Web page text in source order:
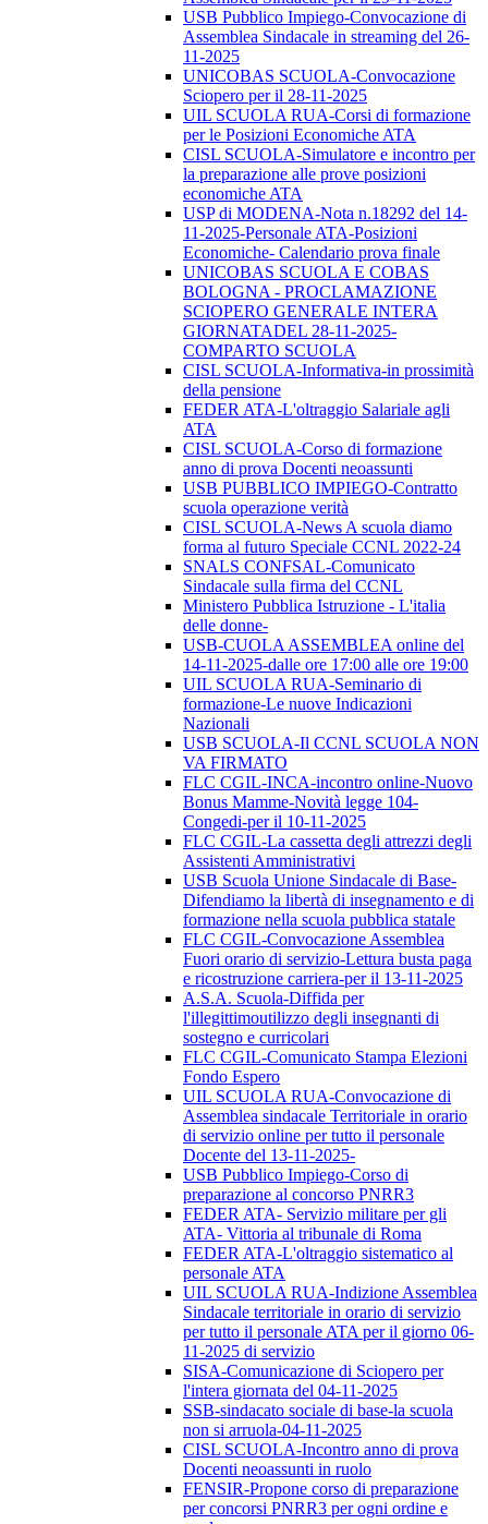
USB Pubblico Impiego-Convocazione di
Assemblea Sindacale in streaming del 26-
11-2025
UNICOBAS SCUOLA-Convocazione
Sciopero per il 28-11-2025
UIL SCUOLA RUA-Corsi di formazione
per le Posizioni Economiche ATA
CISL SCUOLA-Simulatore e incontro per
la preparazione alle prove posizioni
economiche ATA
USP di MODENA-Nota n.18292 del 14-
11-2025-Personale ATA-Posizioni
Economiche- Calendario prova finale
UNICOBAS SCUOLA E COBAS
BOLOGNA - PROCLAMAZIONE
SCIOPERO GENERALE INTERA
GIORNATADEL 28-11-2025-
COMPARTO SCUOLA
CISL SCUOLA-Informativa-in prossimità
della pensione
FEDER ATA-L'oltraggio Salariale agli
ATA
CISL SCUOLA-Corso di formazione
anno di prova Docenti neoassunti
USB PUBBLICO IMPIEGO-Contratto
scuola operazione verità
CISL SCUOLA-News A scuola diamo
forma al futuro Speciale CCNL 2022-24
SNALS CONFSAL-Comunicato
Sindacale sulla firma del CCNL
Ministero Pubblica Istruzione - L'italia
delle donne-
USB-CUOLA ASSEMBLEA online del
14-11-2025-dalle ore 17:00 alle ore 19:00
UIL SCUOLA RUA-Seminario di
formazione-Le nuove Indicazioni
Nazionali
USB SCUOLA-Il CCNL SCUOLA NON
VA FIRMATO
FLC CGIL-INCA-incontro online-Nuovo
Bonus Mamme-Novità legge 104-
Congedi-per il 10-11-2025
FLC CGIL-La cassetta degli attrezzi degli
Assistenti Amministrativi
USB Scuola Unione Sindacale di Base-
Difendiamo la libertà di insegnamento e di
formazione nella scuola pubblica statale
FLC CGIL-Convocazione Assemblea
Fuori orario di servizio-Lettura busta paga
e ricostruzione carriera-per il 13-11-2025
A.S.A. Scuola-Diffida per
l'illegittimoutilizzo degli insegnanti di
sostegno e curricolari
FLC CGIL-Comunicato Stampa Elezioni
Fondo Espero
UIL SCUOLA RUA-Convocazione di
Assemblea sindacale Territoriale in orario
di servizio online per tutto il personale
Docente del 13-11-2025-
USB Pubblico Impiego-Corso di
preparazione al concorso PNRR3
FEDER ATA- Servizio militare per gli
ATA- Vittoria al tribunale di Roma
FEDER ATA-L'oltraggio sistematico al
personale ATA
UIL SCUOLA RUA-Indizione Assemblea
Sindacale territoriale in orario di servizio
per tutto il personale ATA per il giorno 06-
11-2025 di servizio
SISA-Comunicazione di Sciopero per
l'intera giornata del 04-11-2025
SSB-sindacato sociale di base-la scuola
non si arruola-04-11-2025
CISL SCUOLA-Incontro anno di prova
Docenti neoassunti in ruolo
FENSIR-Propone corso di preparazione
per concorsi PNRR3 per ogni ordine e